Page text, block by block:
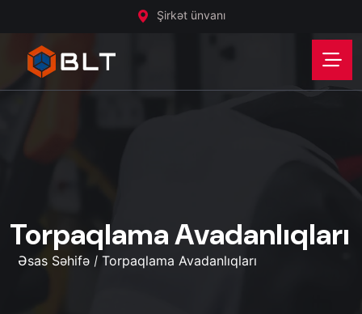
Şirkət ünvanı
Torpaqlama Avadanlıqları
Əsas Səhifə / Torpaqlama Avadanlıqları